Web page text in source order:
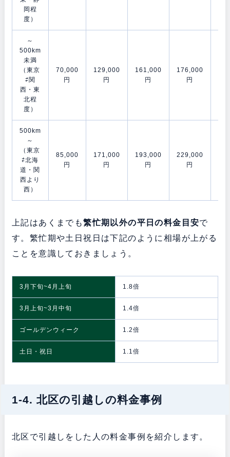
岡程
度）
～
500km
未満
（東京
⇄関
西・東
北程
度）
70,000
円
129,000
円
161,000
円
176,000
円
500km
～
（東京
⇄北海
道・関
西より
西）
85,000
円
171,000
円
193,000
円
229,000
円
上記はあくまでも繁忙期以外の平日の料金目安で
す。繁忙期や土日祝日は下記のように相場が上がる
ことを意識しておきましょう。
3月下旬~4月上旬 1.8倍
3月上旬~3月中旬 1.4倍
ゴールデンウィーク 1.2倍
土日・祝日 1.1倍
1-4. 北区の引越しの料金事例
北区で引越しをした人の料金事例を紹介します。